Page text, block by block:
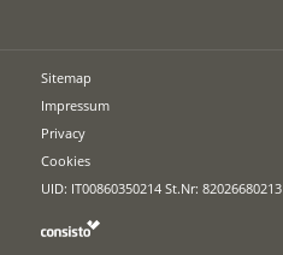
Sitemap
Impressum
Privacy
Cookies
UID: IT00860350214 St.Nr: 82026680213